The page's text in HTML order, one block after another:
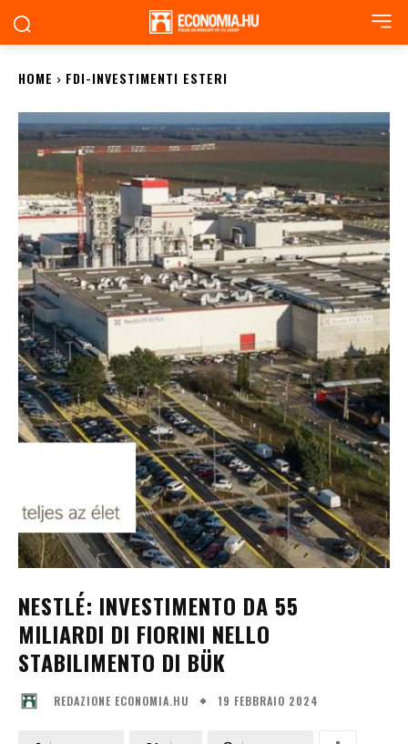
HOME FDI-INVESTIMENTI ESTERI
NESTLÉ: INVESTIMENTO DA 55
MILIARDI DI FIORINI NELLO
STABILIMENTO DI BÜK
REDAZIONE ECONOMIA.HU 19 FEBBRAIO 2024